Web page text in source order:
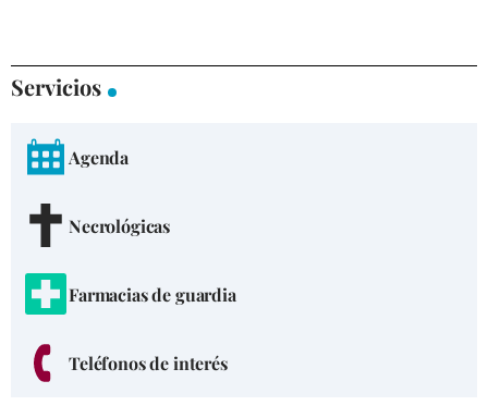
Servicios
Agenda
Necrológicas
Farmacias de guardia
Teléfonos de interés